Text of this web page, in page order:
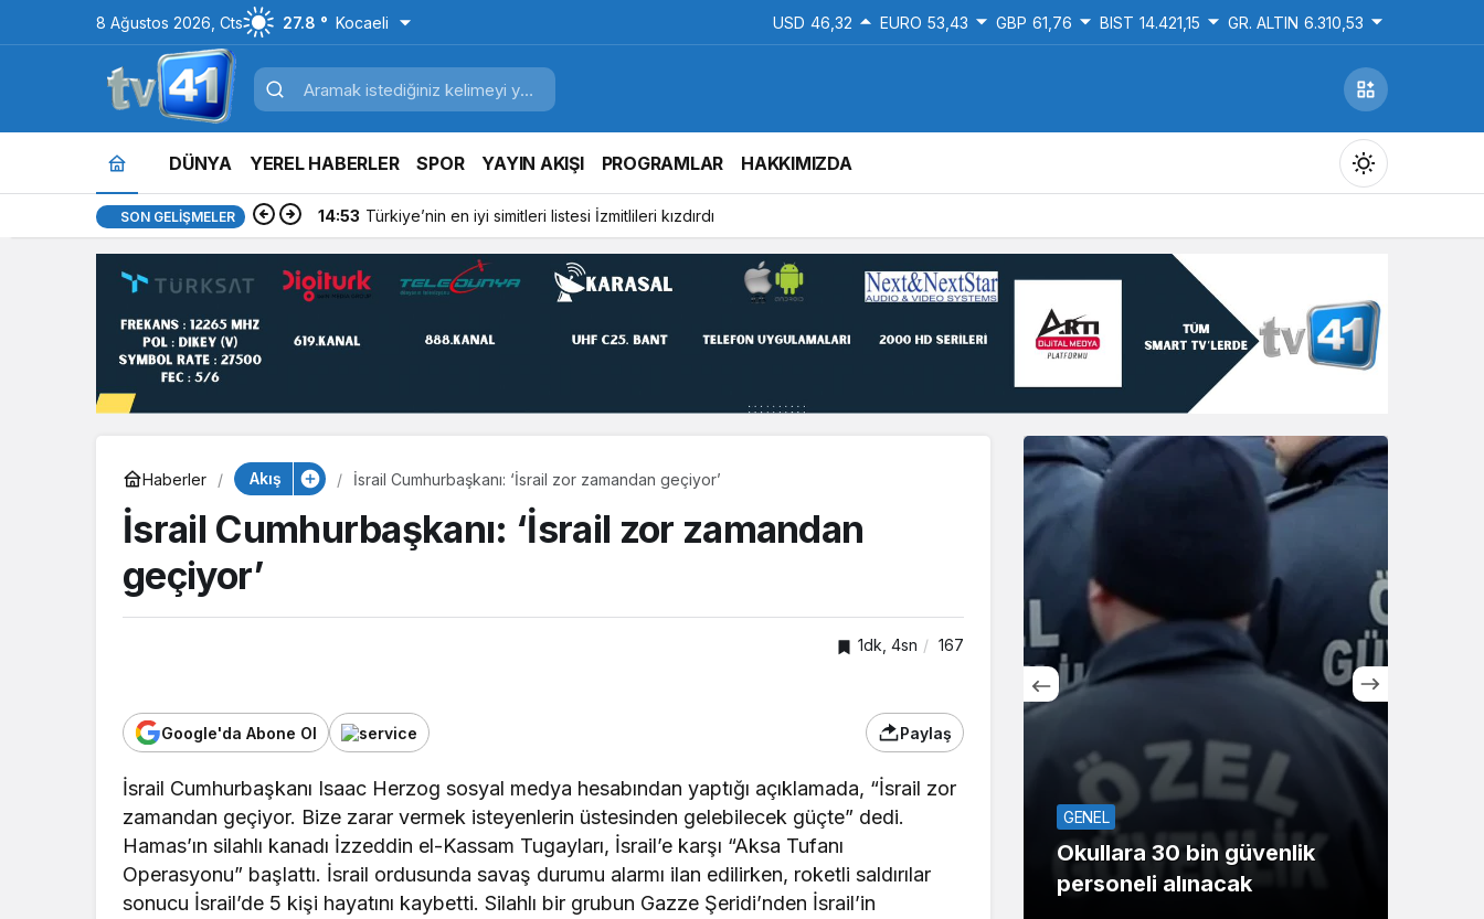
8 Ağustos 2026, Cts 27.8 ° Kocaeli USD 46,32 EURO 53,43 GBP 61,76 BIST 14.421,15 GR. ALTIN 6.310,53
DÜNYA YEREL HABERLER SPOR YAYIN AKIŞI PROGRAMLAR HAKKIMIZDA
Gündüz Modu
Gündüz modunu seçin.
Gece modunu seçin.
SON GELIŞMELER 14:53 Türkiye’nin en iyi simitleri listesi İzmitlileri kızdırdı
Haberler Akış İsrail Cumhurbaşkanı: ‘İsrail zor zamandan geçiyor’
İsrail Cumhurbaşkanı: ‘İsrail zor zamandan
geçiyor’
1dk, 4sn 167
Google'da Abone Ol Paylaş
İsrail Cumhurbaşkanı Isaac Herzog sosyal medya hesabından yaptığı açıklamada, “İsrail zor
zamandan geçiyor. Bize zarar vermek isteyenlerin üstesinden gelebilecek güçte” dedi.
Hamas’ın silahlı kanadı İzzeddin el-Kassam Tugayları, İsrail’e karşı “Aksa Tufanı
Operasyonu” başlattı. İsrail ordusunda savaş durumu alarmı ilan edilirken, roketli saldırılar
sonucu İsrail’de 5 kişi hayatını kaybetti. Silahlı bir grubun Gazze Şeridi’nden İsrail’in
TOP20HABER
Güreşçi Alperen Tokgöz
Akdeniz Oyunları’nda
Türkiye’yi temsil edecek
TOP20HABER
Türkiye’nin en iyi simitleri
listesi İzmitlileri kızdırdı
GENEL
Okullara 30 bin güvenlik
personeli alınacak
SPOR
Kocaelispor’un eski
oyuncusu Serdar
Gaziantep FK’da